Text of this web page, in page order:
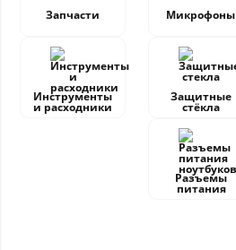
Запчасти Микрофоны
Инструменты
и расходники
Защитные
стёкла
Разъемы
питания